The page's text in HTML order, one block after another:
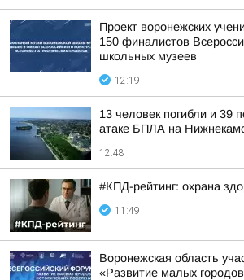
Проект воронежских
150 финалистов
школьных музеев
12:19
13 человек погибли и 39
атаке БПЛА на
12:48
#КПД-рейтинг: охрана
11:49
Воронежская область
«Развитие малых